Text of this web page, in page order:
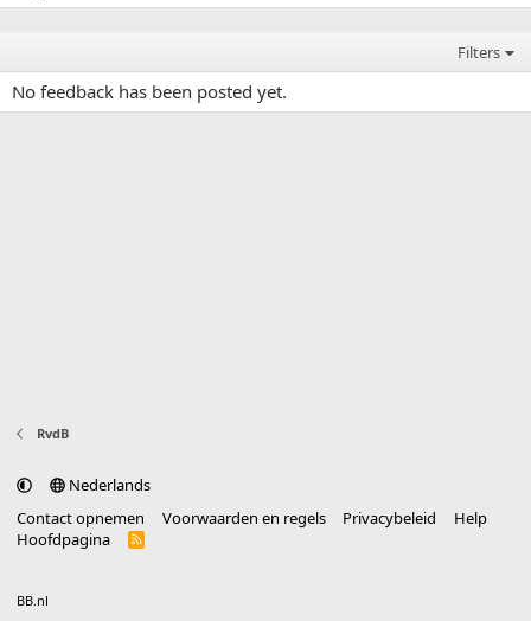
Filters
No feedback has been posted yet.
RvdB
Nederlands
Contact opnemen
Voorwaarden en regels Privacybeleid
Help
Hoofdpagina
R
BB.nl